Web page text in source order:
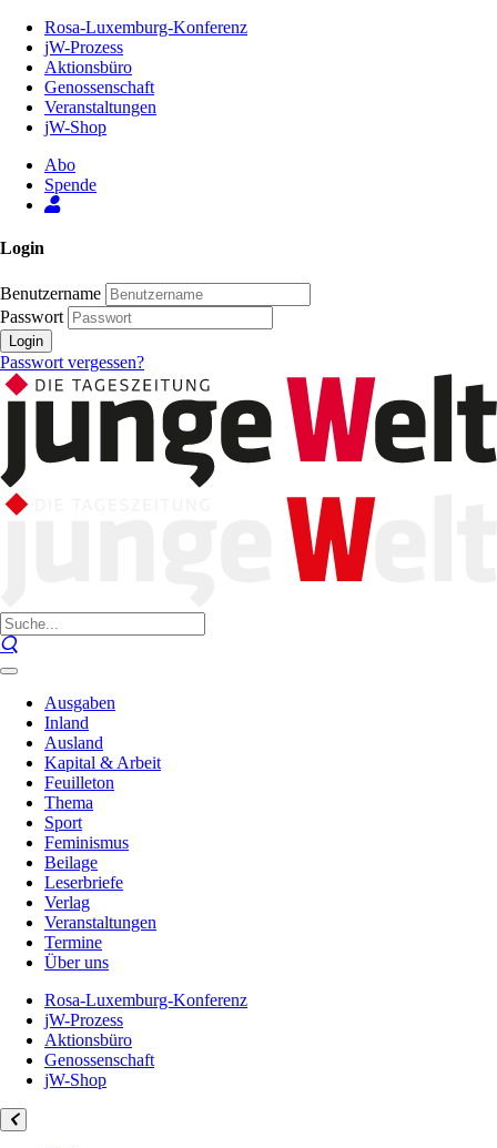
Inhalt
Seite
Rosa-Luxemburg-Konferenz
jW-Prozess
Aktionsbüro
Genossenschaft
Veranstaltungen
jW-Shop
Abo
Spende
Login
Benutzername
Passwort
Login
Passwort vergessen?
Ausgaben
Inland
Ausland
Kapital & Arbeit
Feuilleton
Thema
Sport
Feminismus
Beilage
Leserbriefe
Verlag
Veranstaltungen
Termine
Über uns
Rosa-Luxemburg-Konferenz
jW-Prozess
Aktionsbüro
Genossenschaft
jW-Shop